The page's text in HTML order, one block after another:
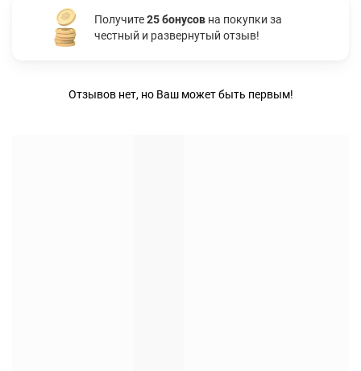
Получите25 бонусов на покупки за
честный и развернутый отзыв!
Отзывов нет, но Ваш может быть первым!